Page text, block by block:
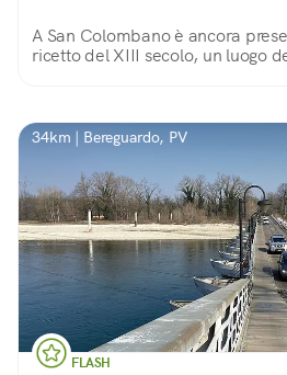
A San Colombano è ancora
ricetto del XIII secolo, un luogo destinato a proteggere
34km | Bereguardo, PV
FLASH